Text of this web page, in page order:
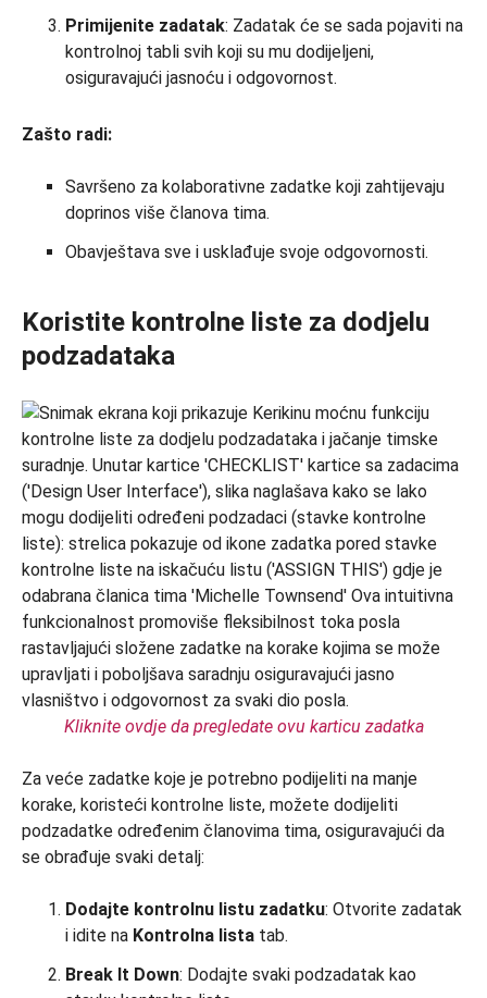
Primijenite zadatak: Zadatak će se sada pojaviti na
kontrolnoj tabli svih koji su mu dodijeljeni,
osiguravajući jasnoću i odgovornost.
Zašto radi:
Savršeno za kolaborativne zadatke koji zahtijevaju
doprinos više članova tima.
Obavještava sve i usklađuje svoje odgovornosti.
Koristite kontrolne liste za dodjelu
podzadataka
Kliknite ovdje da pregledate ovu karticu zadatka
Za veće zadatke koje je potrebno podijeliti na manje
korake, koristeći kontrolne liste, možete dodijeliti
podzadatke određenim članovima tima, osiguravajući da
se obrađuje svaki detalj:
Dodajte kontrolnu listu zadatku: Otvorite zadatak
i idite na Kontrolna lista tab.
Break It Down: Dodajte svaki podzadatak kao